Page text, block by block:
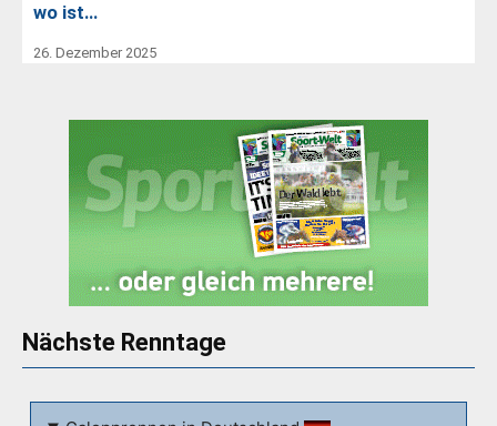
wo ist…
26. Dezember 2025
Nächste Renntage